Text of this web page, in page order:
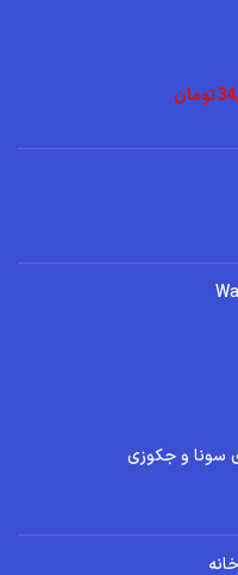
تومان
سونا و جکوزی